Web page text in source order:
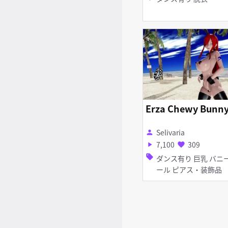
Erza Chewy
person Selivaria
play_arrow 7,100 favorite 309
sell ダンス有り 巨乳 バニーガ
ール ピアス・装飾品